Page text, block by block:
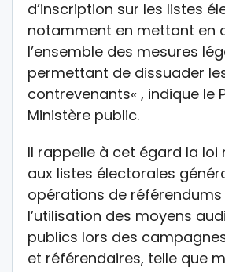
d’inscription sur les listes
notamment en mettant en
l’ensemble des mesures
permettant de dissuader
contrevenants« , indique le
Ministère public.
Il rappelle à cet égard la loi
aux listes électorales
opérations de
l’utilisation des moyens
publics lors des
et référendaires, telle que